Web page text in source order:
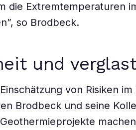
die Extremtemperaturen
so Brodbeck.
und
von Risiken
Brodbeck und seine